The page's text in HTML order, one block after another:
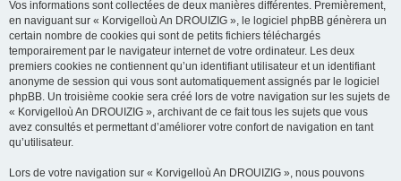
Vos informations sont collectées de deux manières différentes. Premièrement,
en naviguant sur « Korvigelloù An DROUIZIG », le logiciel phpBB génèrera un
certain nombre de cookies qui sont de petits fichiers téléchargés
temporairement par le navigateur internet de votre ordinateur. Les deux
premiers cookies ne contiennent qu’un identifiant utilisateur et un identifiant
anonyme de session qui vous sont automatiquement assignés par le logiciel
phpBB. Un troisième cookie sera créé lors de votre navigation sur les sujets de
« Korvigelloù An DROUIZIG », archivant de ce fait tous les sujets que vous
avez consultés et permettant d’améliorer votre confort de navigation en tant
qu’utilisateur.
Lors de votre navigation sur « Korvigelloù An DROUIZIG », nous pouvons